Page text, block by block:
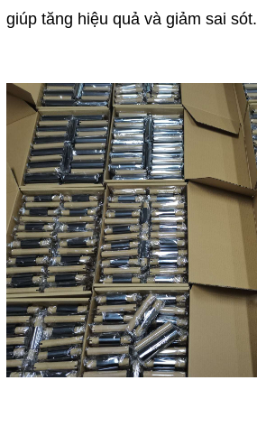
giúp tăng hiệu quả và giảm sai sót.